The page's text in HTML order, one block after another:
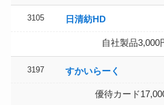
3105 日清紡HD
自社製品3,000
3197 すかいらーく
優待カード